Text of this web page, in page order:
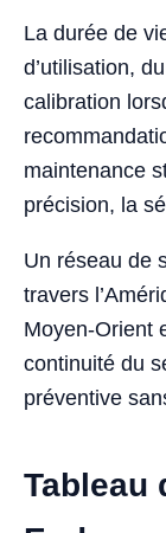
La durée de
d’utilisation,
calibration
maintenance
précision, la
Un réseau de
travers
Moyen-Orient
continuité du
préventive
Tableau